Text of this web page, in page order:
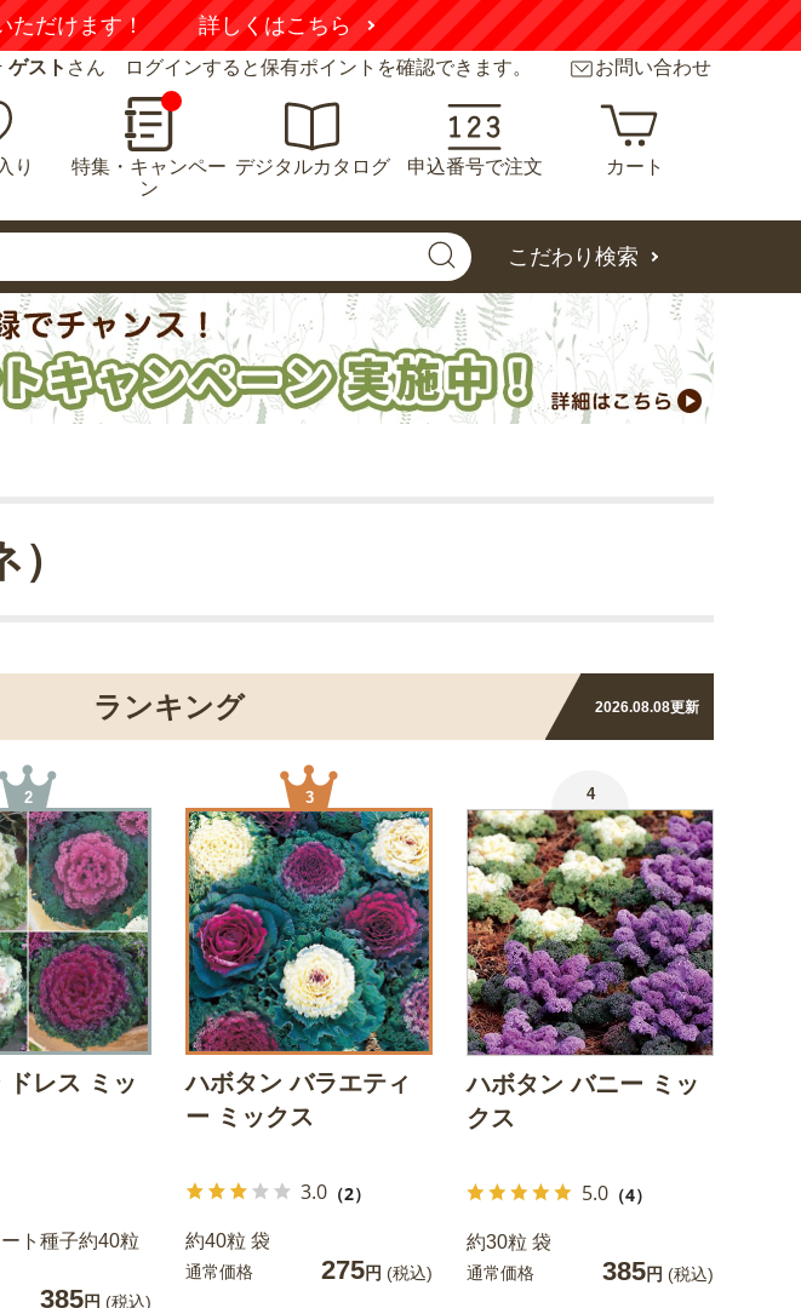
ただけます！ 詳しくはこちら
ゲスト さん ログインすると保有ポイントを確認できます。 お問い合わせ
り
特集・キャンペー
ン
デジタルカタログ 申込番号で注文 カート
こだわり検索
ランキング 2026.08.08更新
2
ドレス ミッ
ト種子約40粒
385円 (税込)
3
ハボタン バラエティ
ー ミックス
3.0 （2）
約40粒 袋
通常価格 275円 (税込)
4
ハボタン バニー ミッ
クス
5.0 （4）
約30粒 袋
通常価格 385円 (税込)